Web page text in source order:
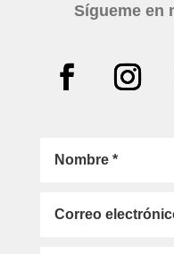
Sígueme en